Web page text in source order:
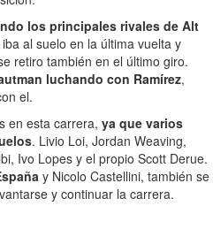
los principales rivales de Alt
al suelo en la última vuelta y
retiro también en el último giro.
luchando con Ramírez,
el.
en esta carrera, ya que varios
. Livio Loi, Jordan Weaving,
Ivo Lopes y el propio Scott Derue.
y Nicolo Castellini, también se
y continuar la carrera.